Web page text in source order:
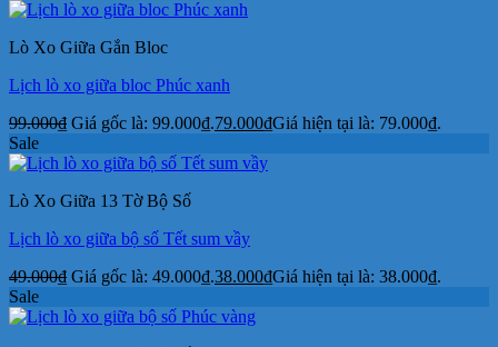
Lò Xo Giữa Gắn Bloc
Lịch lò xo giữa bloc Phúc xanh
99.000₫ Giá gốc là: 99.000₫.79.000₫Giá hiện tại là: 79.000₫.
Sale
Lò Xo Giữa 13 Tờ Bộ Số
Lịch lò xo giữa bộ số Tết sum vầy
49.000₫ Giá gốc là: 49.000₫.38.000₫Giá hiện tại là: 38.000₫.
Sale